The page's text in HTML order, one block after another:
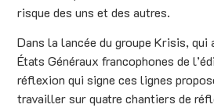
risque des uns et des autres.
Dans la lancée du groupe Krisis, qui
États Généraux francophones de
réflexion qui signe ces lignes
travailler sur quatre chantiers de